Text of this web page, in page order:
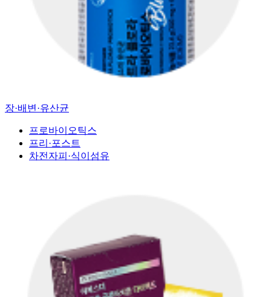
장·배변·유산균
프로바이오틱스
프리·포스트
차전자피·식이섬유